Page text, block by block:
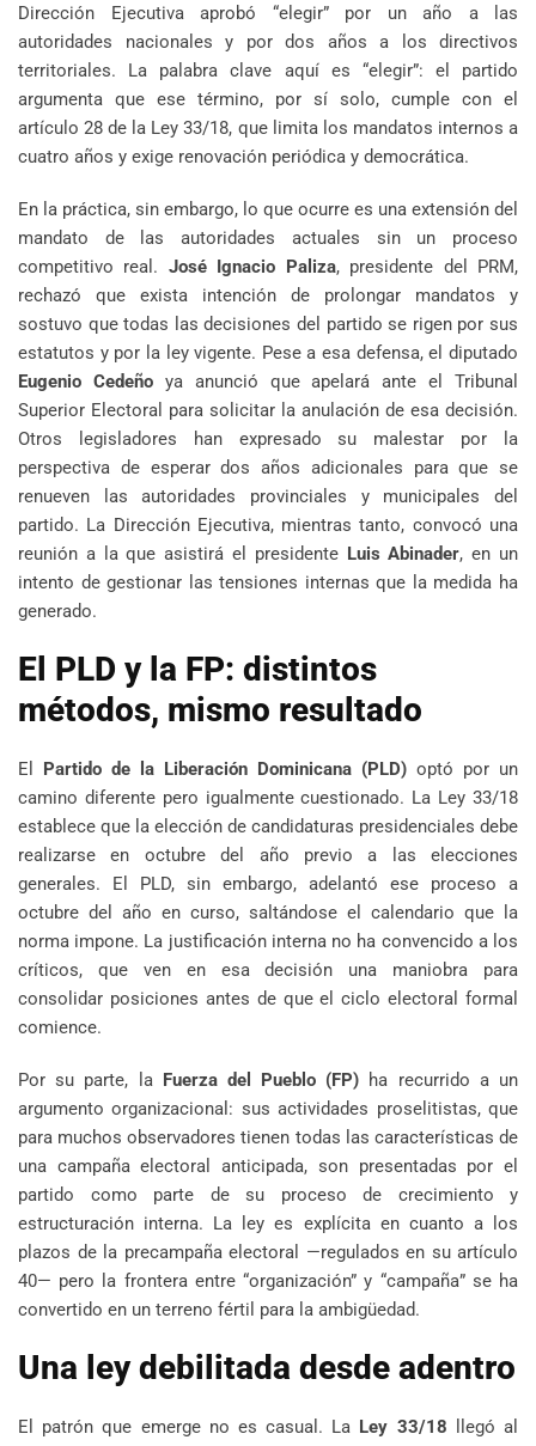
Dirección Ejecutiva aprobó “elegir” por un año a las
autoridades nacionales y por dos años a los directivos
territoriales. La palabra clave aquí es “elegir”: el partido
argumenta que ese término, por sí solo, cumple con el
artículo 28 de la Ley 33/18, que limita los mandatos internos a
cuatro años y exige renovación periódica y democrática.
En la práctica, sin embargo, lo que ocurre es una extensión del
mandato de las autoridades actuales sin un proceso
competitivo real. José Ignacio Paliza, presidente del PRM,
rechazó que exista intención de prolongar mandatos y
sostuvo que todas las decisiones del partido se rigen por sus
estatutos y por la ley vigente. Pese a esa defensa, el diputado
Eugenio Cedeñoya anunció que apelará ante el Tribunal
Superior Electoral para solicitar la anulación de esa decisión.
Otros legisladores han expresado su malestar por la
perspectiva de esperar dos años adicionales para que se
renueven las autoridades provinciales y municipales del
partido. La Dirección Ejecutiva, mientras tanto, convocó una
reunión a la que asistirá el presidente Luis Abinader, en un
intento de gestionar las tensiones internas que la medida ha
generado.
El PLD y la FP: distintos
métodos, mismo resultado
El Partido de la Liberación Dominicana (PLD) optó por un
camino diferente pero igualmente cuestionado. La Ley 33/18
establece que la elección de candidaturas presidenciales debe
realizarse en octubre del año previo a las elecciones
generales. El PLD, sin embargo, adelantó ese proceso a
octubre del año en curso, saltándose el calendario que la
norma impone. La justificación interna no ha convencido a los
críticos, que ven en esa decisión una maniobra para
consolidar posiciones antes de que el ciclo electoral formal
comience.
Por su parte, la Fuerza del Pueblo (FP) ha recurrido a un
argumento organizacional: sus actividades proselitistas, que
para muchos observadores tienen todas las características de
una campaña electoral anticipada, son presentadas por el
partido como parte de su proceso de crecimiento y
estructuración interna. La ley es explícita en cuanto a los
plazos de la precampaña electoral —regulados en su artículo
40— pero la frontera entre “organización” y “campaña” se ha
convertido en un terreno fértil para la ambigüedad.
Una ley debilitada desde adentro
El patrón que emerge no es casual. La Ley 33/18 llegó al